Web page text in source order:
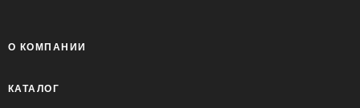
О КОМПАНИИ
КАТАЛОГ